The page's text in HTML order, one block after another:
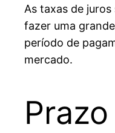
As taxas de
fazer uma
período de
mercado.